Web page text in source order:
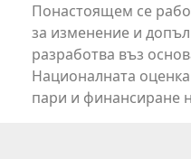
Понастоящем се
за изменение и
разработва въз
Националната
пари и финансиране